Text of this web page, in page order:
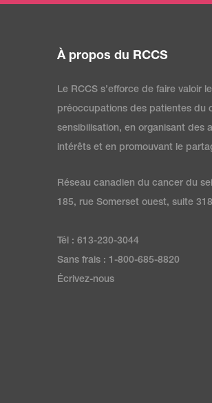
À propos du RCCS
Le RCCS s’efforce de faire valoir
préoccupations des patientes du
sensibilisation, en organisant des
intérêts et en promouvant le
Réseau canadien du cancer du
185, rue Somerset ouest, suite
Tél : 613-230-3044
Sans frais : 1-800-685-8820
Écrivez-nous